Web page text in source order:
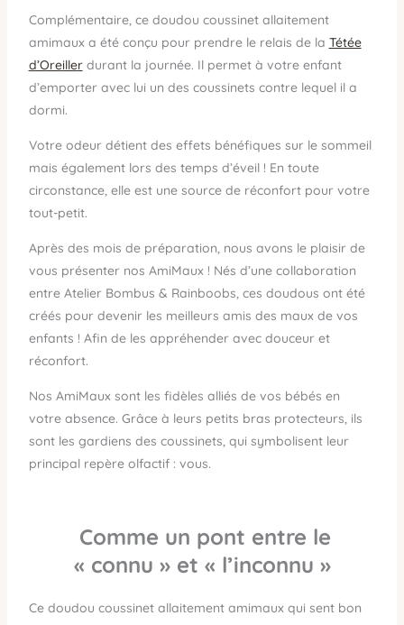
Complémentaire, ce doudou coussinet allaitement
amimaux a été conçu pour prendre le relais de la Tétée
d’Oreillerdurant la journée. Il permet à votre enfant
d’emporter avec lui un des coussinets contre lequel il a
dormi.
Votre odeur détient des effets bénéfiques sur le sommeil
mais également lors des temps d’éveil ! En toute
circonstance, elle est une source de réconfort pour votre
tout-petit.
Après des mois de préparation, nous avons le plaisir de
vous présenter nos AmiMaux ! Nés d’une collaboration
entre Atelier Bombus & Rainboobs, ces doudous ont été
créés pour devenir les meilleurs amis des maux de vos
enfants ! Afin de les appréhender avec douceur et
réconfort.
Nos AmiMaux sont les fidèles alliés de vos bébés en
votre absence. Grâce à leurs petits bras protecteurs, ils
sont les gardiens des coussinets, qui symbolisent leur
principal repère olfactif : vous.
Comme un pont entre le
« connu » et « l’inconnu »
Ce doudou coussinet allaitement amimaux qui sent bon